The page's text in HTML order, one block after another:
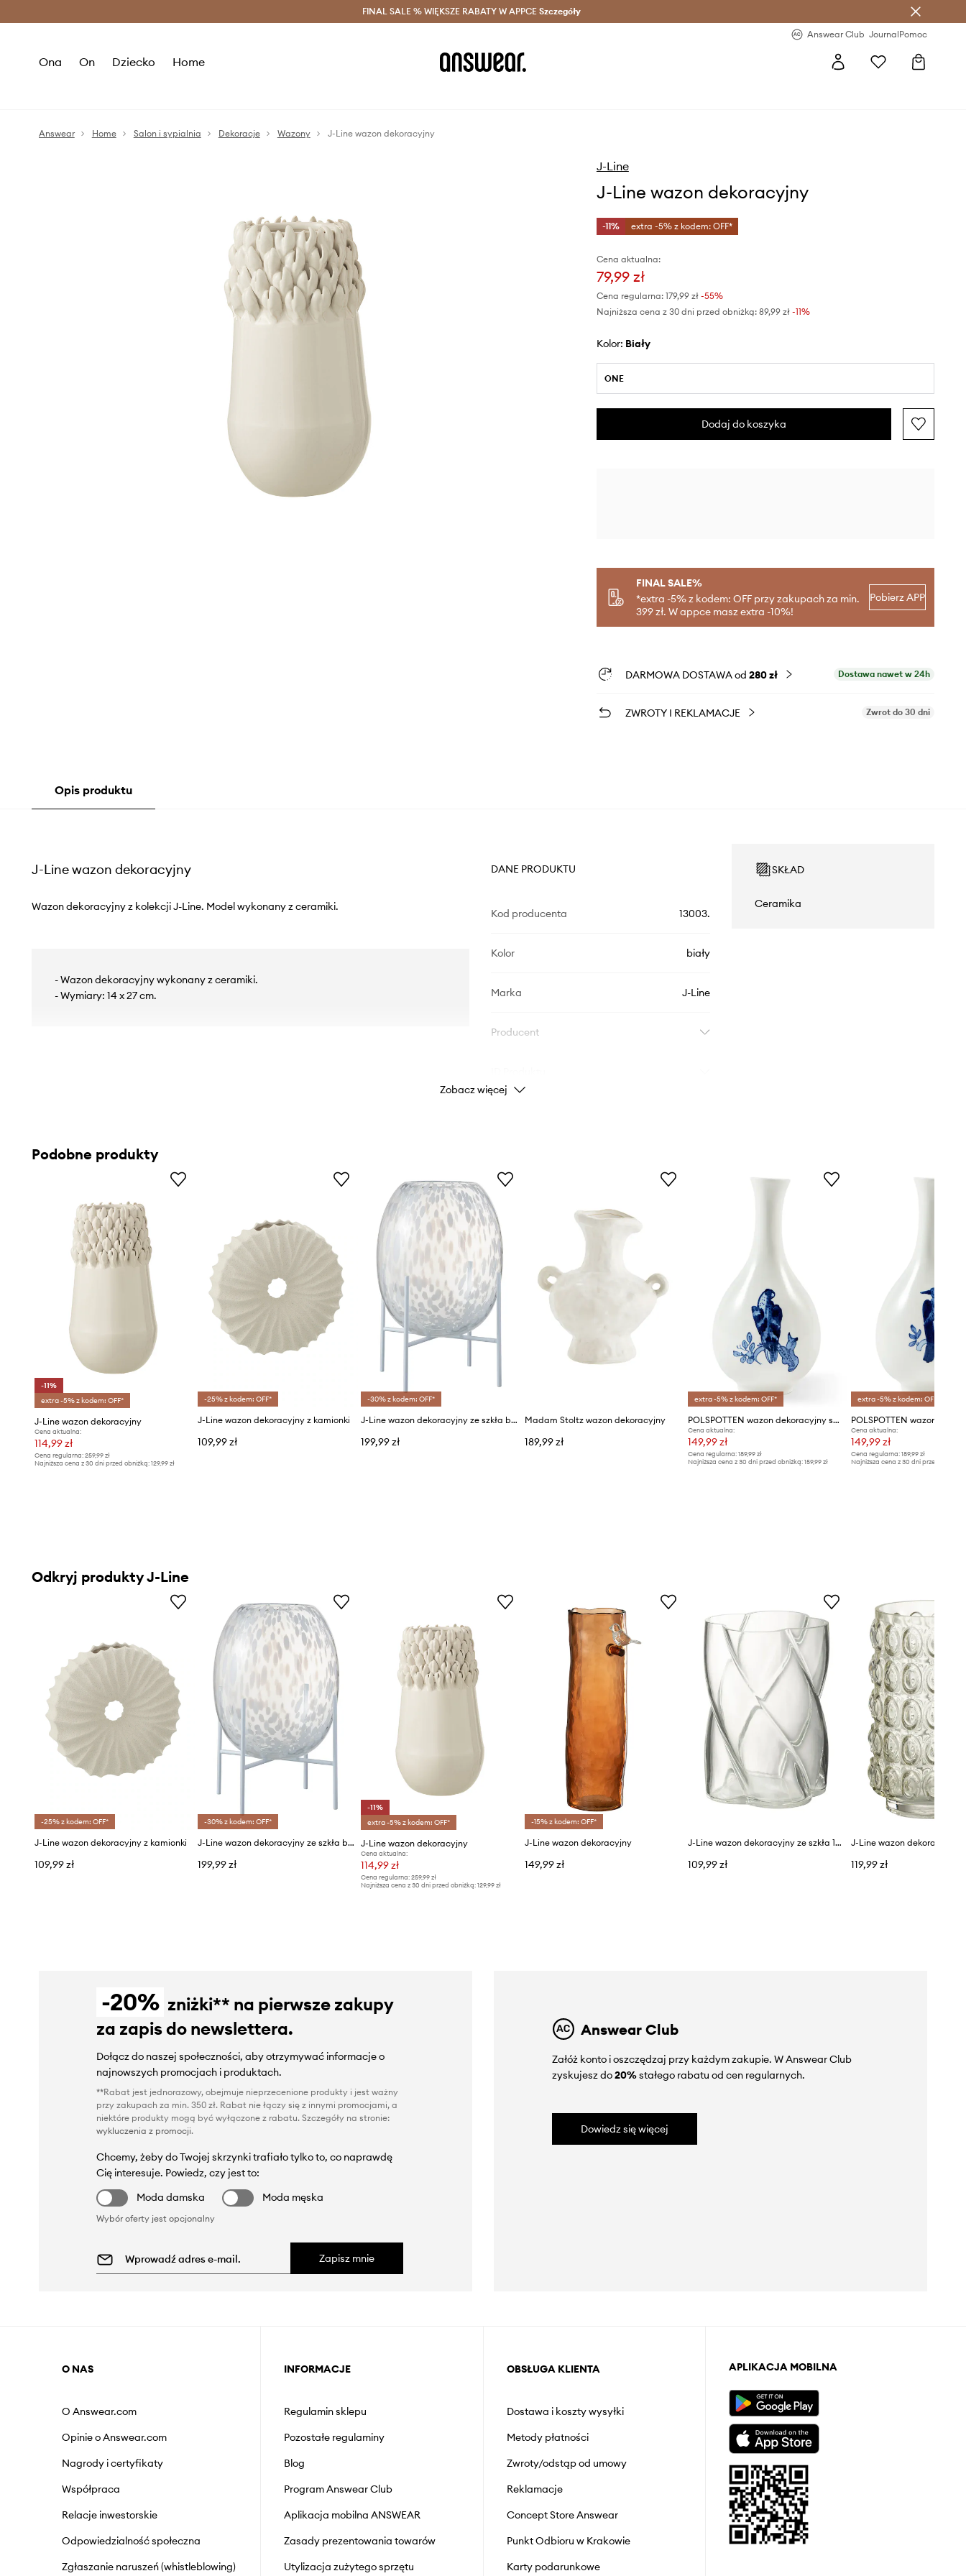
Oszczędzaj z Answear Club > Dostawa nawet w 24h >
FINAL SALE % WIĘKSZE RABATY W APPCE Szczegóły
Answear Club JournalPomoc
Ona On Dziecko Home
Answear Home Salon i sypialnia Dekoracje Wazony J-Line wazon dekoracyjny
J-Line
J-Line wazon dekoracyjny
-11% extra -5% z kodem: OFF*
Cena aktualna:
79,99 zł
Cena regularna: 179,99 zł-55%
Najniższa cena z 30 dni przed obniżką: 89,99 zł -11%
Kolor: biały
ONE
Dodaj do koszyka
FINAL SALE%
*extra -5% z kodem: OFF przy zakupach za min.
399 zł. W appce masz extra -10%!
Pobierz APP
DARMOWA DOSTAWA od 280 zł Dostawa nawet w 24h
ZWROTY I REKLAMACJE Zwrot do 30 dni
Opis produktu
J-Line wazon dekoracyjny
Wazon dekoracyjny z kolekcji J-Line. Model wykonany z ceramiki.
- Wazon dekoracyjny wykonany z ceramiki.
- Wymiary: 14 x 27 cm.
DANE PRODUKTU
Kod producenta 13003.
Kolor biały
Marka J-Line
Producent
SKŁAD
Ceramika
Zobacz więcej
Podobne produkty
-11%
extra -5% z kodem: OFF*
J-Line wazon dekoracyjny
Cena aktualna:
114,99 zł
Cena regularna: 259,99 zł
Najniższa cena z 30 dni przed obniżką: 129,99 zł
-25% z kodem: OFF*
J-Line wazon dekoracyjny z kamionki
109,99 zł
-30% z kodem: OFF*
J-Line wazon dekoracyjny ze szkła barwionego
199,99 zł
Madam Stoltz wazon dekoracyjny
189,99 zł
extra -5% z kodem: OFF*
POLSPOTTEN wazon dekoracyjny small bird 8,7 x 17 cm
Cena aktualna:
149,99 zł
Cena regularna:189,99 zł
Najniższa cena z 30 dni przed obniżką:159,99 zł
extra -5% z kodem: OFF*
Cena aktualna:
149,99 zł
Cena regularna: 189,99 zł
Najniższa cena z 30 dni przed obniżką:
Odkryj produkty J-Line
-25% z kodem: OFF*
J-Line wazon dekoracyjny z kamionki
109,99 zł
-30% z kodem: OFF*
J-Line wazon dekoracyjny ze szkła barwionego
199,99 zł
-11%
extra -5% z kodem: OFF*
J-Line wazon dekoracyjny
Cena aktualna:
114,99 zł
Cena regularna: 259,99 zł
Najniższa cena z 30 dni przed obniżką: 129,99 zł
-15% z kodem: OFF*
J-Line wazon dekoracyjny
149,99 zł
J-Line wazon dekoracyjny ze szkła 13,5 x 19 cm
109,99 zł 119,99 zł
-20% zniżki** na pierwsze zakupy
za zapis do newslettera.
Dołącz do naszej społeczności, aby otrzymywać informacje o
najnowszych promocjach i produktach.
**Rabat jest jednorazowy, obejmuje nieprzecenione produkty i jest ważny
przy zakupach za min. 350 zł. Rabat nie łączy się z innymi promocjami, a
niektóre produkty mogą być wyłączone z rabatu. Szczegóły na stronie:
wykluczenia z promocji.
Chcemy, żeby do Twojej skrzynki trafiało tylko to, co naprawdę
Cię interesuje. Powiedz, czy jest to:
Moda damska
Moda męska
Wybór oferty jest opcjonalny
Zapisz mnie
Answear Club
Załóż konto i oszczędzaj przy każdym zakupie. W Answear Club
zyskujesz do20%stałego rabatu od cen regularnych.
Dowiedz się więcej
O NAS
O Answear.com
Opinie o Answear.com
Nagrody i certyfikaty
Współpraca
Relacje inwestorskie
Odpowiedzialność społeczna
Zgłaszanie naruszeń (whistleblowing)
INFORMACJE
Regulamin sklepu
Pozostałe regulaminy
Blog
Program Answear Club
Aplikacja mobilna ANSWEAR
Zasady prezentowania towarów
Utylizacja zużytego sprzętu
OBSŁUGA KLIENTA
Dostawa i koszty wysyłki
Metody płatności
Zwroty/odstąp od umowy
Reklamacje
Concept Store Answear
Punkt Odbioru w Krakowie
Karty podarunkowe
APLIKACJA MOBILNA